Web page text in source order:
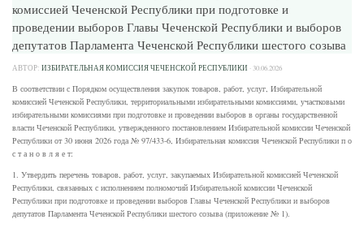
комиссией Чеченской Республики при подготовке и
проведении выборов Главы Чеченской Республики и выборов
депутатов Парламента Чеченской Республики шестого созыва
АВТОР: ИЗБИРАТЕЛЬНАЯ КОМИССИЯ ЧЕЧЕНСКОЙ РЕСПУБЛИКИ ·30.06.2026
В соответствии с Порядком осуществления закупок товаров, работ, услуг, Избирательной
комиссией Чеченской Республики, территориальными избирательными комиссиями, участковыми
избирательными комиссиями при подготовке и проведении выборов в органы государственной
власти Чеченской Республики, утвержденного постановлением Избирательной комиссии Чеченской
Республики от 30 июня 2026 года № 97/433-6, Избирательная комиссия Чеченской Республики п о
с т а н о в л я е т:
1. Утвердить перечень товаров, работ, услуг, закупаемых Избирательной комиссией Чеченской
Республики, связанных с исполнением полномочий Избирательной комиссии Чеченской
Республики при подготовке и проведении выборов Главы Чеченской Республики и выборов
депутатов Парламента Чеченской Республики шестого созыва (приложение № 1).